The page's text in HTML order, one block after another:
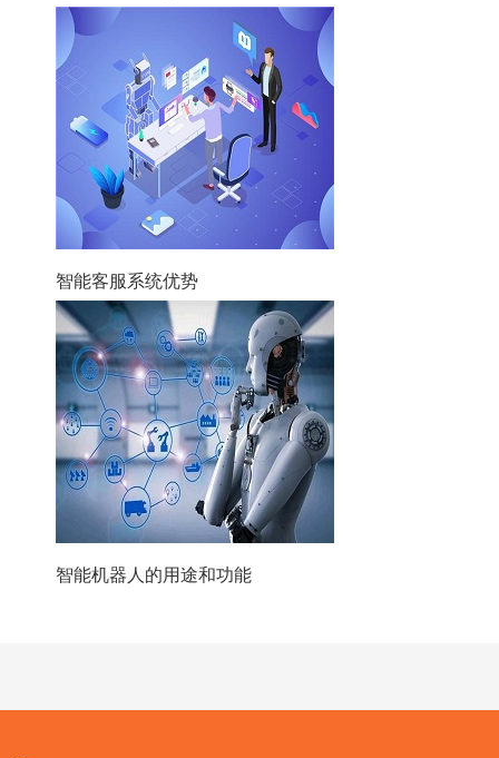
智能客服系统优势
智能机器人的用途和功能